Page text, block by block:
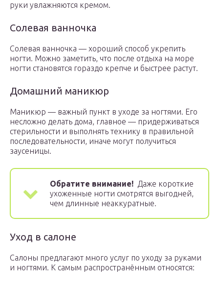
руки увлажняются кремом.
Солевая ванночка
Солевая ванночка — хороший способ укрепить
ногти. Можно заметить, что после отдыха на море
ногти становятся гораздо крепче и быстрее растут.
Домашний маникюр
Маникюр — важный пункт в уходе за ногтями. Его
несложно делать дома, главное — придерживаться
стерильности и выполнять технику в правильной
последовательности, иначе могут получиться
заусеницы.
Обратите внимание! Даже короткие
ухоженные ногти смотрятся выгодней,
чем длинные неаккуратные.
Уход в салоне
Салоны предлагают много услуг по уходу за руками
и ногтями. К самым распространённым относятся: